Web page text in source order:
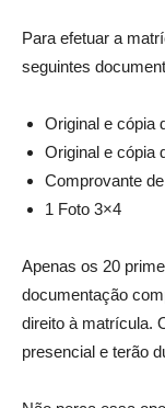
Para efetuar a
seguintes
Original e cópia
Original e cópia
Comprovante
1 Foto 3×4
Apenas os 20
documentação
direito à matrícula.
presencial e terão